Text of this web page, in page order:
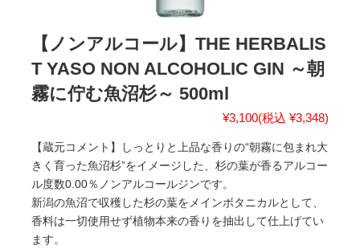
【ノンアルコール】THE HERBALIS
T YASO NON ALCOHOLIC GIN ～朝
霧に佇む魚沼杉～ 500ml
¥3,100(税込 ¥3,348)
【蔵元コメント】しっとりと上品な香りの“朝霧に包まれ大
きく育った魚沼杉”をイメージした、杉の葉が香るアルコー
ル度数0.00％ノンアルコールジンです。
新潟の魚沼で収穫した杉の葉をメインボタニカルとして、
香料は一切使用せず植物本来の香りを抽出して仕上げてい
ます。